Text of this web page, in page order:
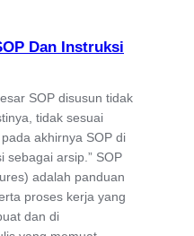
Dan Instruksi
SOP disusun tidak
tidak sesuai
akhirnya SOP di
sebagai arsip.” SOP
adalah panduan
proses kerja yang
dan di